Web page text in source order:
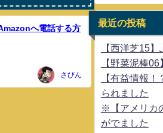
へ電話する方
さびん
最近の投稿
【西洋芝15
【野菜泥棒
【有益情報
られました
※【アメリカ
がでました